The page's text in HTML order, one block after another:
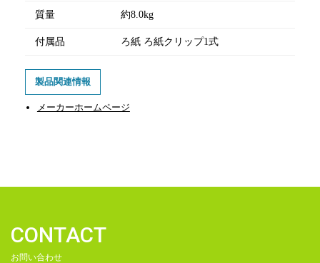
質量 約8.0kg
付属品 ろ紙 ろ紙クリップ1式
製品関連情報
メーカーホームページ
CONTACT
お問い合わせ